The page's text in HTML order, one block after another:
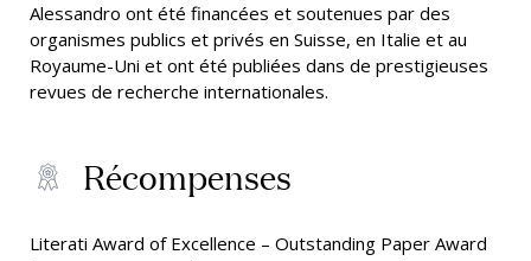
Alessandro ont été financées et soutenues par des
organismes publics et privés en Suisse, en Italie et au
Royaume-Uni et ont été publiées dans de prestigieuses
revues de recherche internationales.
Récompenses
Literati Award of Excellence – Outstanding Paper Award